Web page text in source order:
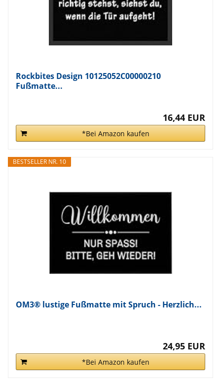
Rockbites Design 10125052C00000210
Fußmatte...
16,44 EUR
*Bei Amazon kaufen
BESTSELLER NR. 10
OM3® lustige Fußmatte mit Spruch - Herzlich...
24,95 EUR
*Bei Amazon kaufen